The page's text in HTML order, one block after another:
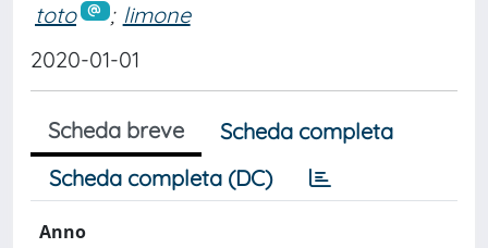
toto ; limone
2020-01-01
Scheda breve
Scheda completa
Scheda completa (DC)
Anno